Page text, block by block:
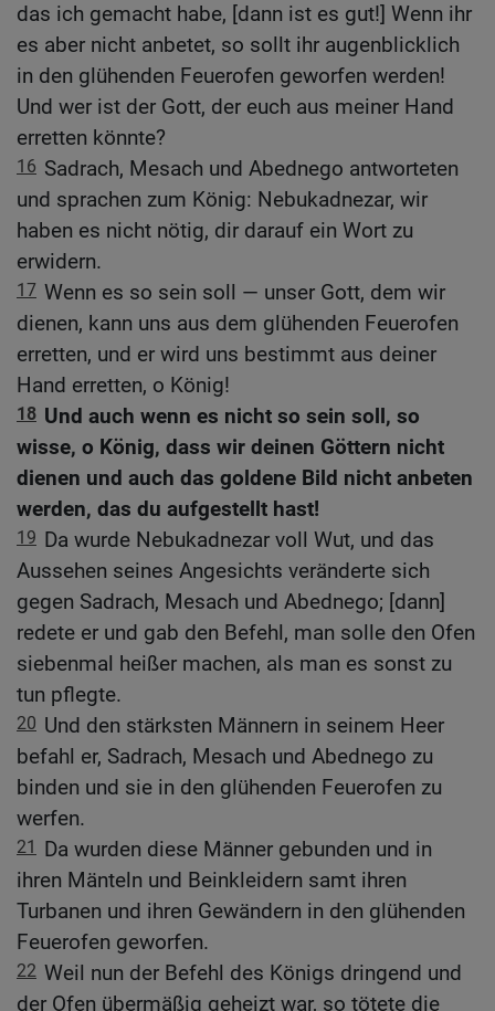
das ich gemacht habe, [dann ist es gut!] Wenn ihr
es aber nicht anbetet, so sollt ihr augenblicklich
in den glühenden Feuerofen geworfen werden!
Und wer ist der Gott, der euch aus meiner Hand
erretten könnte?
16 Sadrach, Mesach und Abednego antworteten
und sprachen zum König: Nebukadnezar, wir
haben es nicht nötig, dir darauf ein Wort zu
erwidern.
17 Wenn es so sein soll — unser Gott, dem wir
dienen, kann uns aus dem glühenden Feuerofen
erretten, und er wird uns bestimmt aus deiner
Hand erretten, o König!
18 Und auch wenn es nicht so sein soll, so
wisse, o König, dass wir deinen Göttern nicht
dienen und auch das goldene Bild nicht anbeten
werden, das du aufgestellt hast!
19 Da wurde Nebukadnezar voll Wut, und das
Aussehen seines Angesichts veränderte sich
gegen Sadrach, Mesach und Abednego; [dann]
redete er und gab den Befehl, man solle den Ofen
siebenmal heißer machen, als man es sonst zu
tun pflegte.
20 Und den stärksten Männern in seinem Heer
befahl er, Sadrach, Mesach und Abednego zu
binden und sie in den glühenden Feuerofen zu
werfen.
21
Da wurden diese Männer gebunden und in
ihren Mänteln und Beinkleidern samt ihren
Turbanen und ihren Gewändern in den glühenden
Feuerofen geworfen.
22 Weil nun der Befehl des Königs dringend und
der Ofen übermäßig geheizt war, so tötete die